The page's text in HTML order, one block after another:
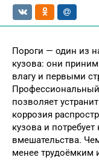
Пороги — один из
кузова: они
влагу и первыми
Профессиональный
позволяет
коррозия
кузова и потребует
вмешательства.
менее трудоёмким